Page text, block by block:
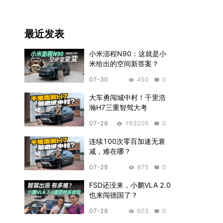
最近发表
小米澎程N90：这就是小
米给出的空间新答案？
07-30 450 0
大车勇闯城中村！千里浩
瀚H7三重智驾大考
07-29 163205 0
连续100次零百加速无衰
减，难在哪？
07-29 975 0
FSD还没来，小鹏VLA 2.0
也来闯德国了？
07-28 603 0